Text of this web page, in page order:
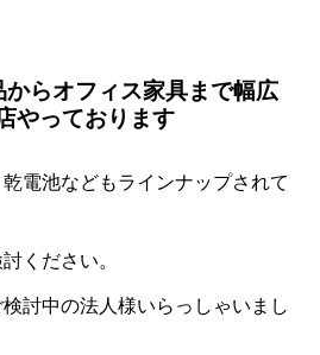
らオフィス家具まで幅広
やっております
電池などもラインナップされて
ください。
討中の法人様いらっしゃいまし